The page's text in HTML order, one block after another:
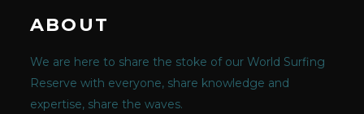
ABOUT
We are here to share the stoke of our World Surfing
Reserve with everyone, share knowledge and
expertise, share the waves.